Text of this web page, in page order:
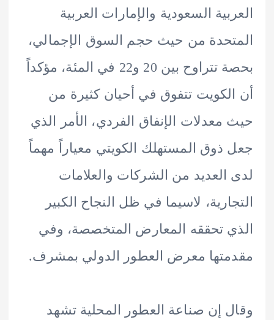
السعودية والإمارات العربية
من حيث حجم السوق الإجمالي،
بحصة تتراوح بين 20 و22 في المئة، مؤكداً
تتفوق في أحيان كثيرة من
الإنفاق الفردي، الأمر الذي
المستهلك الكويتي معياراً مهماً
من الشركات والعلامات
لاسيما في ظل النجاح الكبير
تحققه المعارض المتخصصة، وفي
معرض العطور الدولي بمشرف.
إن صناعة العطور المحلية تشهد